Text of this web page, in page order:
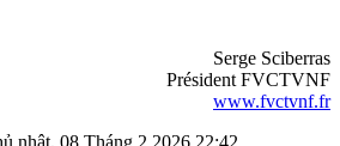
Serge Sciberras
Président FVCTVNF
www.fvctvnf.fr
nhật, 08 Tháng 2 2026 22:42